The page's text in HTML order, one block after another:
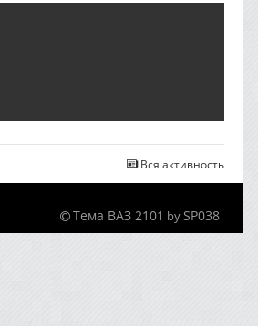
Вся активность
Тема ВАЗ 2101 by SP038